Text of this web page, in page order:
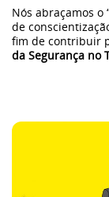
Nós abraçamos o
de
fim de contribuir
da Segurança no